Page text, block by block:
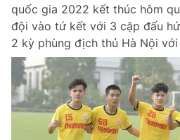
quốc gia 2022 kết thúc hôm
đội vào tứ kết với 3 cặp đấu
2 kỳ phùng địch thủ Hà Nội với